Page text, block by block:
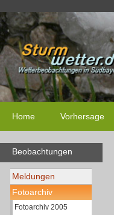
Home Vorhersage
Beobachtungen
Meldungen
Fotoarchiv
Fotoarchiv 2005